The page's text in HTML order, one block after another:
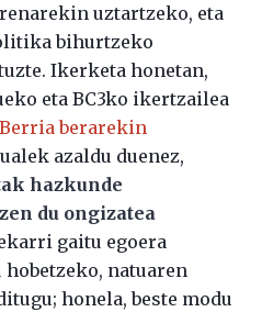
uztartzeko, eta
bihurtzeko
Ikerketa honetan,
eta BC3ko ikertzailea
Berria berarekin
azaldu duenez,
hazkunde
du ongizatea
gaitu egoera
natuaren
honela, beste modu